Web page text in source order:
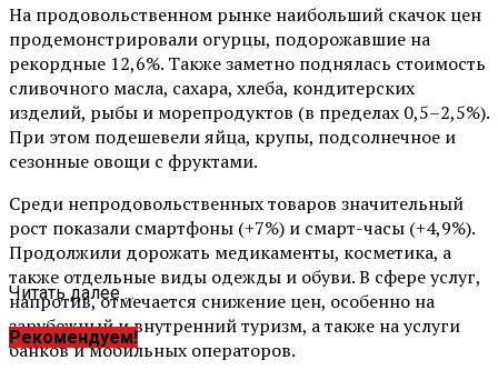
На продовольственном рынке наибольший скачок цен
продемонстрировали огурцы, подорожавшие на
рекордные 12,6%. Также заметно поднялась стоимость
сливочного масла, сахара, хлеба, кондитерских
изделий, рыбы и морепродуктов (в пределах 0,5–2,5%).
При этом подешевели яйца, крупы, подсолнечное и
сезонные овощи с фруктами.
Среди непродовольственных товаров значительный
рост показали смартфоны (+7%) и смарт-часы (+4,9%).
Продолжили дорожать медикаменты, косметика, а
также отдельные виды одежды и обуви. В сфере услуг,
напротив, отмечается снижение цен, особенно на
зарубежный и внутренний туризм, а также на услуги
банков и мобильных операторов.
Читать далее ...
Рекомендуем!